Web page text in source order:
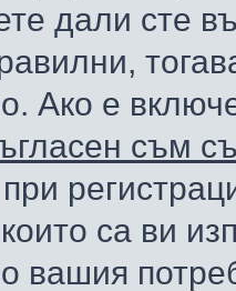
дали сте
Ако е
съм
при
са ви
вашия